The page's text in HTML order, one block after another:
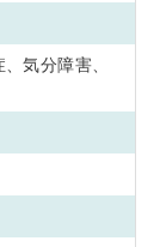
気分障害、